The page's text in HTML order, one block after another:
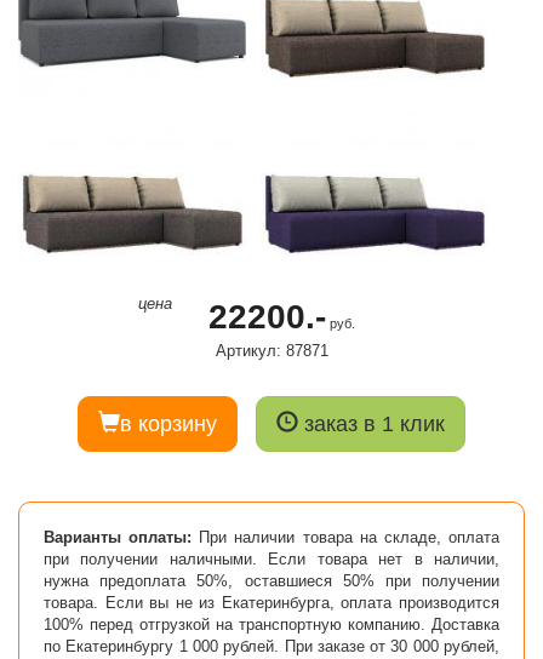
цена 22200.-руб.
Артикул: 87871
в корзину заказ в 1 клик
Варианты оплаты: При наличии товара на складе, оплата
при получении наличными. Если товара нет в наличии,
нужна предоплата 50%, оставшиеся 50% при получении
товара. Если вы не из Екатеринбурга, оплата производится
100% перед отгрузкой на транспортную компанию. Доставка
по Екатеринбургу 1 000 рублей. При заказе от 30 000 рублей,